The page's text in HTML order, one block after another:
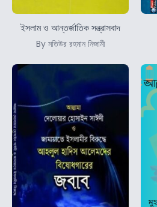
ইসলাম ও আন্তর্জাতিক সন্ত্রাসবাদ
By মতিউর রহমান নিজামী